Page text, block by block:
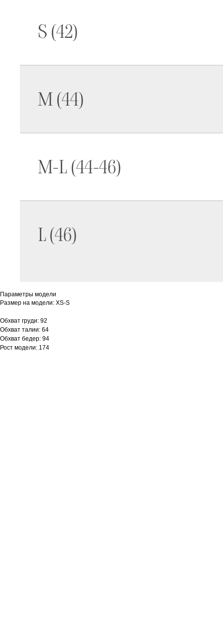
Параметры модели
Размер на модели: XS-S
Обхват груди: 92
Обхват талии: 64
Обхват бедер: 94
Рост модели: 174